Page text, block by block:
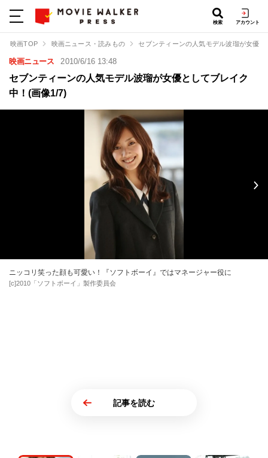
検索 アカウント
映画TOP 映画ニュース・読みもの セブンティーンの人気モデル波瑠が女優
映画ニュース 2010/6/16 13:48
セブンティーンの人気モデル波瑠が女優としてブレイク
中！(画像1/7)
ニッコリ笑った顔も可愛い！『ソフトボーイ』ではマネージャー役に
[c]2010「ソフトボーイ」製作委員会
記事を読む